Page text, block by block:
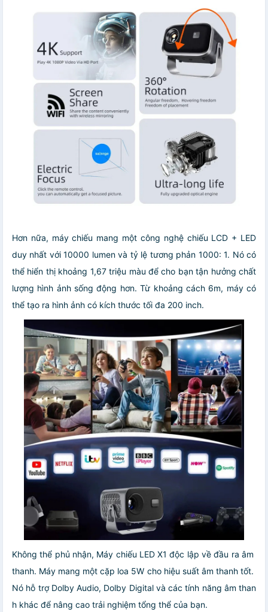
Hơn nữa, máy chiếu mang một công nghệ chiếu LCD + LED
duy nhất với 10000 lumen và tỷ lệ tương phản 1000: 1. Nó có
thể hiển thị khoảng 1,67 triệu màu để cho bạn tận hưởng chất
lượng hình ảnh sống động hơn. Từ khoảng cách 6m, máy có
thể tạo ra hình ảnh có kích thước tối đa 200 inch.
Không thể phủ nhận, Máy chiếu LED X1 độc lập về đầu ra âm
thanh. Máy mang một cặp loa 5W cho hiệu suất âm thanh tốt.
Nó hỗ trợ Dolby Audio, Dolby Digital và các tính năng âm than
h khác để nâng cao trải nghiệm tổng thể của bạn.